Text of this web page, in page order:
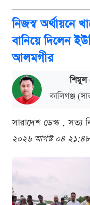
নিজস্ব অর্থায়নে
বানিয়ে দিলেন
আলমগীর
শিমুল
কালিগঞ্জ
সারাদেশ ডেস্ক . সত্য
২০২৬ আগস্ট ০৪